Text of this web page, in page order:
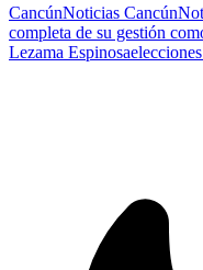
CancúnNoticias Cancún
completa de su gestión
Lezama Espinosa